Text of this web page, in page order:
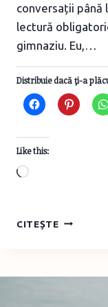
conversații până
lectură
gimnaziu. Eu,…
Distribuie dacă ţi-a
Like this:
Loading…
CITEȘTE14
14